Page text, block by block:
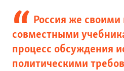
Россия же
совместными
процесс обсуждения
политическими